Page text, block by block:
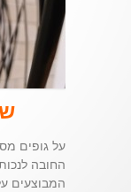
על גופים
החובה
המבוצעים